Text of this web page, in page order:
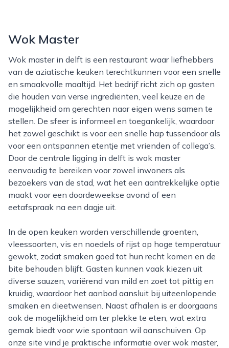
Wok Master
Wok master in delft is een restaurant waar liefhebbers
van de aziatische keuken terechtkunnen voor een snelle
en smaakvolle maaltijd. Het bedrijf richt zich op gasten
die houden van verse ingrediënten, veel keuze en de
mogelijkheid om gerechten naar eigen wens samen te
stellen. De sfeer is informeel en toegankelijk, waardoor
het zowel geschikt is voor een snelle hap tussendoor als
voor een ontspannen etentje met vrienden of collega’s.
Door de centrale ligging in delft is wok master
eenvoudig te bereiken voor zowel inwoners als
bezoekers van de stad, wat het een aantrekkelijke optie
maakt voor een doordeweekse avond of een
eetafspraak na een dagje uit.
In de open keuken worden verschillende groenten,
vleessoorten, vis en noedels of rijst op hoge temperatuur
gewokt, zodat smaken goed tot hun recht komen en de
bite behouden blijft. Gasten kunnen vaak kiezen uit
diverse sauzen, variërend van mild en zoet tot pittig en
kruidig, waardoor het aanbod aansluit bij uiteenlopende
smaken en dieetwensen. Naast afhalen is er doorgaans
ook de mogelijkheid om ter plekke te eten, wat extra
gemak biedt voor wie spontaan wil aanschuiven. Op
onze site vind je praktische informatie over wok master,